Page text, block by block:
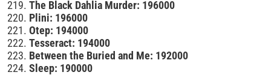
The Black Dahlia Murder: 196000
Plini: 196000
Otep: 194000
Tesseract: 194000
Between the Buried and Me: 192000
Sleep: 190000